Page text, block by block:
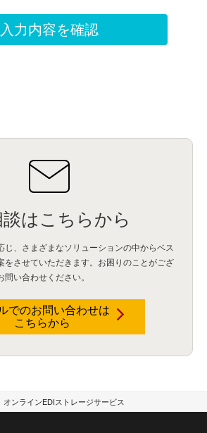
オンラインEDIストレージサービス
談はこちらから
じ、さまざまなソリューションの中からベス
をさせていただきます。お困りのことがござ
い合わせください。
でのお問い合わせは
こちらから